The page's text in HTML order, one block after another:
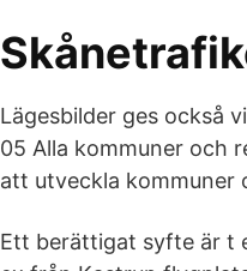
Lägesbilder ges också
05 Alla kommuner och
att utveckla kommuner
Ett berättigat syfte är t